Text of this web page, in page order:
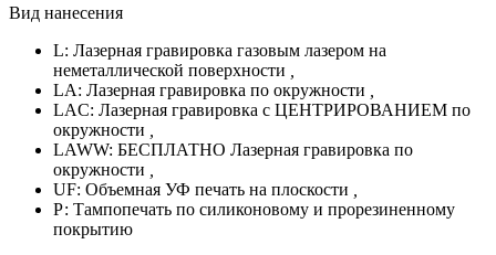
Вид нанесения
L: Лазерная гравировка газовым лазером на
неметаллической поверхности
LA: Лазерная гравировка по окружности
LAC: Лазерная гравировка с ЦЕНТРИРОВАНИЕМ по
окружности
LAWW: БЕСПЛАТНО Лазерная гравировка по
окружности
UF: Объемная УФ печать на плоскости
Р: Тампопечать по силиконовому и прорезиненному
покрытию